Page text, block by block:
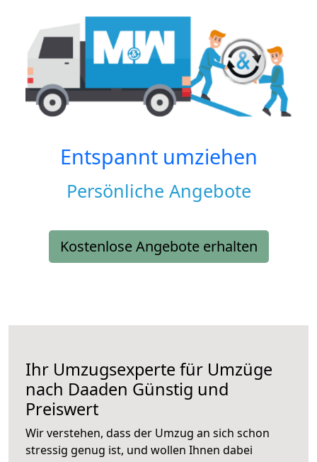
Entspannt umziehen
Persönliche Angebote
Kostenlose Angebote erhalten
Ihr Umzugsexperte für Umzüge
nach Daaden Günstig und
Preiswert
Wir verstehen, dass der Umzug an sich schon
stressig genug ist, und wollen Ihnen dabei